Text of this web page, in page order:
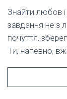
Знайти любов і
завдання не з
почуття,
Ти, напевно,